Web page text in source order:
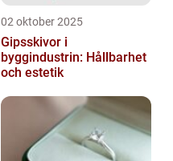
02 oktober 2025
Gipsskivor i
byggindustrin: Hållbarhet
och estetik